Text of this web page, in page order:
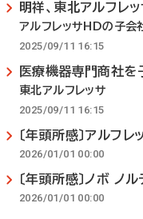
明祥、東北アルフレ
アルフレッサHDの子会
2025/09/11 16:15
医療機器専門商社を
東北アルフレッサ
2025/09/11 16:15
〔年頭所感〕アルフ
2026/01/01 00:00
〔年頭所感〕ノボ
2026/01/01 00:00